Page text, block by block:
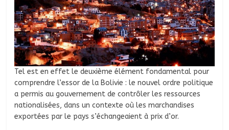
Tel est en effet le deuxième élément fondamental pour
comprendre l’essor de la Bolivie : le nouvel ordre politique
a permis au gouvernement de contrôler les ressources
nationalisées, dans un contexte où les marchandises
exportées par le pays s’échangeaient à prix d’or.